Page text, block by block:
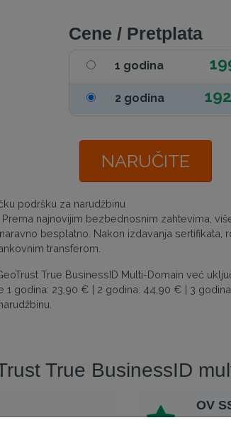
Cene / Pretplata
1 godina
2 godina
NARUČITE
podršku za narudžbinu
najnovijim bezbednosnim zahtevima,
besplatno. Nakon izdavanja
transferom.
True BusinessID Multi-Domain već
godina: 23,90 € | 2 godina: 44,90 € | 3
True BusinessID
OV